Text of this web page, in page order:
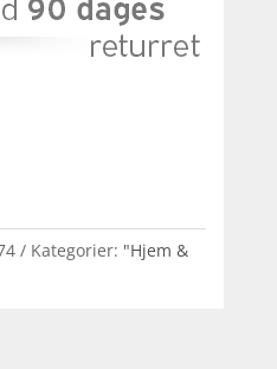
Kategorier: "Hjem &